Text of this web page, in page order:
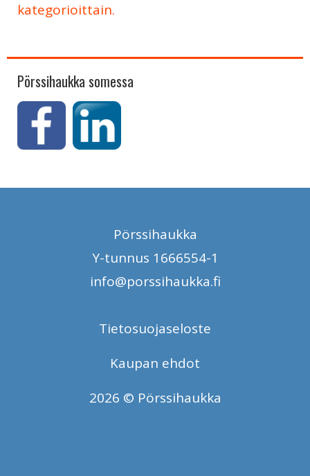
kategorioittain.
Pörssihaukka somessa
Pörssihaukka
Y-tunnus 1666554-1
info@porssihaukka.fi
Tietosuojaseloste
Kaupan ehdot
2026 © Pörssihaukka